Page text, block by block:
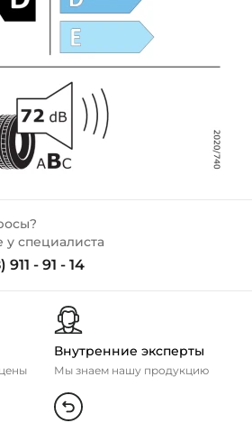
у специалиста
911 - 91 - 14
Внутренние эксперты
Мы знаем нашу продукцию